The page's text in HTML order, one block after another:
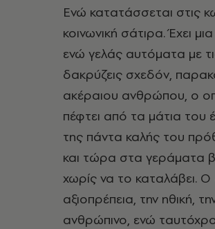
Ενώ κατατάσσεται στις
κοινωνική σάτιρα. Έχει
ενώ γελάς αυτόματα με
δακρύζεις σχεδόν,
ακέραιου ανθρώπου, ο
πέφτει από τα μάτια του
της πάντα καλής του
και τώρα στα γεράματα
χωρίς να το καταλάβει. Ο
αξιοπρέπεια, την ηθική,
ανθρώπινο, ενώ